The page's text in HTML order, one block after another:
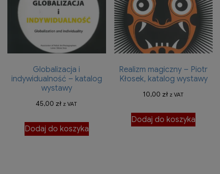
Globalizacja i
indywidualność – katalog
wystawy
45,00 zł z VAT
Dodaj do koszyka
Realizm magiczny – Piotr
Kłosek, katalog wystawy
10,00 zł z VAT
Dodaj do koszyka